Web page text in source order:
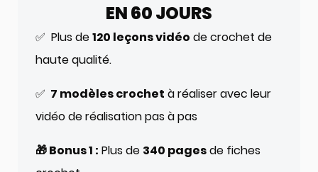
EN 60 JOURS
✅ Plus de120 leçons vidéo de crochet de
haute qualité.
✅ 7 modèles crochet à réaliser avec leur
vidéo de réalisation pas à pas
🎁 Bonus 1 : Plus de 340 pagesde fiches